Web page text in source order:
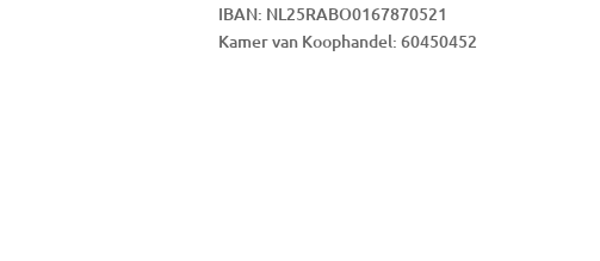
IBAN: NL25RABO0167870521
Kamer van Koophandel: 60450452